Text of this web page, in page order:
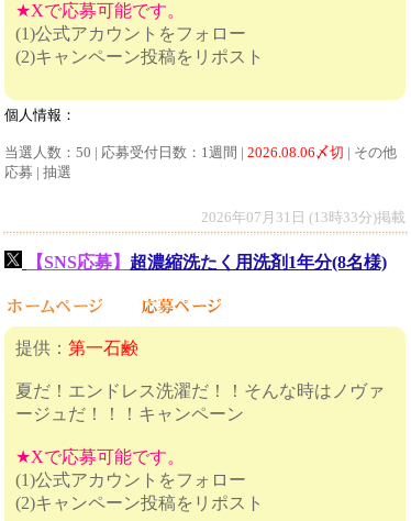
★Xで応募可能です。
(1)公式アカウントをフォロー
(2)キャンペーン投稿をリポスト
個人情報：
当選人数：50 | 応募受付日数：1週間 | 2026.08.06〆切 | その他
応募 | 抽選
2026年07月31日 (13時33分)掲載
【SNS応募】 超濃縮洗たく用洗剤1年分(8名様)
提供： 第一石鹸
夏だ！エンドレス洗濯だ！！そんな時はノヴァ
ージュだ！！！キャンペーン
★Xで応募可能です。
(1)公式アカウントをフォロー
(2)キャンペーン投稿をリポスト